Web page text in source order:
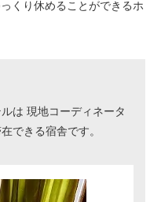
くり休めることができるホ
は 現地コーディネータ
できる宿舎です。